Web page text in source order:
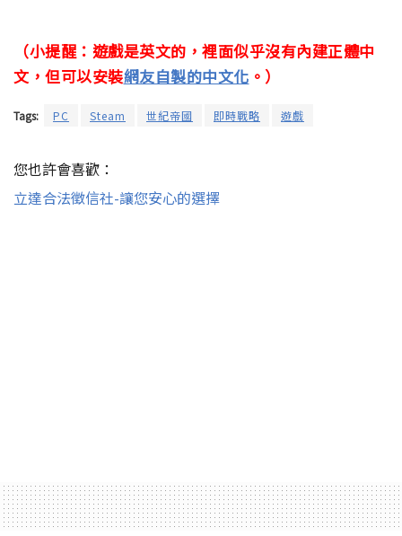
（小提醒：遊戲是英文的，裡面似乎沒有內建正體中
文，但可以安裝網友自製的中文化 。）
Tags: PC Steam 世紀帝國 即時戰略 遊戲
您也許會喜歡：
立達合法徵信社-讓您安心的選擇